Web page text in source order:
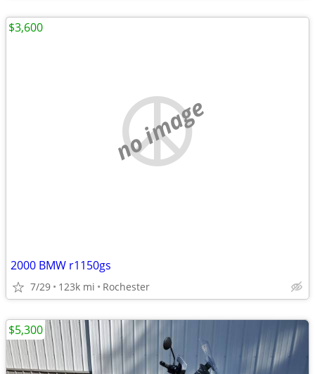
no image
2000 BMW r1150gs
7/29 123k mi Rochester
$3,600
$5,300